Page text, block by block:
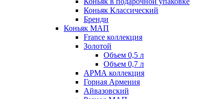
Коньяк Классический
Бренди
Коньяк МАП
France коллекция
Золотой
Объем 0,5 л
Объем 0,7 л
АРМА коллекция
Горная Армения
Айвазовский